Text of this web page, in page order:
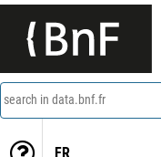
search in data.bnf.fr
FR